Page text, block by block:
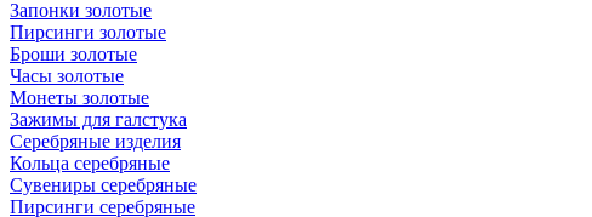
Запонки золотые
Пирсинги золотые
Броши золотые
Часы золотые
Монеты золотые
Зажимы для галстука
Серебряные изделия
Кольца серебряные
Сувениры серебряные
Пирсинги серебряные